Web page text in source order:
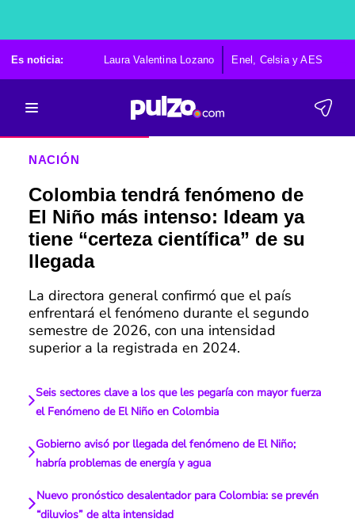
Es noticia: Laura Valentina Lozano Enel, Celsia y AES
NACIÓN
Colombia tendrá fenómeno de
El Niño más intenso: Ideam ya
tiene “certeza científica” de su
llegada
La directora general confirmó que el país
enfrentará el fenómeno durante el segundo
semestre de 2026, con una intensidad
superior a la registrada en 2024.
Seis sectores clave a los que les pegaría con mayor fuerza
el Fenómeno de El Niño en Colombia
Gobierno avisó por llegada del fenómeno de El Niño;
habría problemas de energía y agua
Nuevo pronóstico desalentador para Colombia: se prevén
“diluvios” de alta intensidad